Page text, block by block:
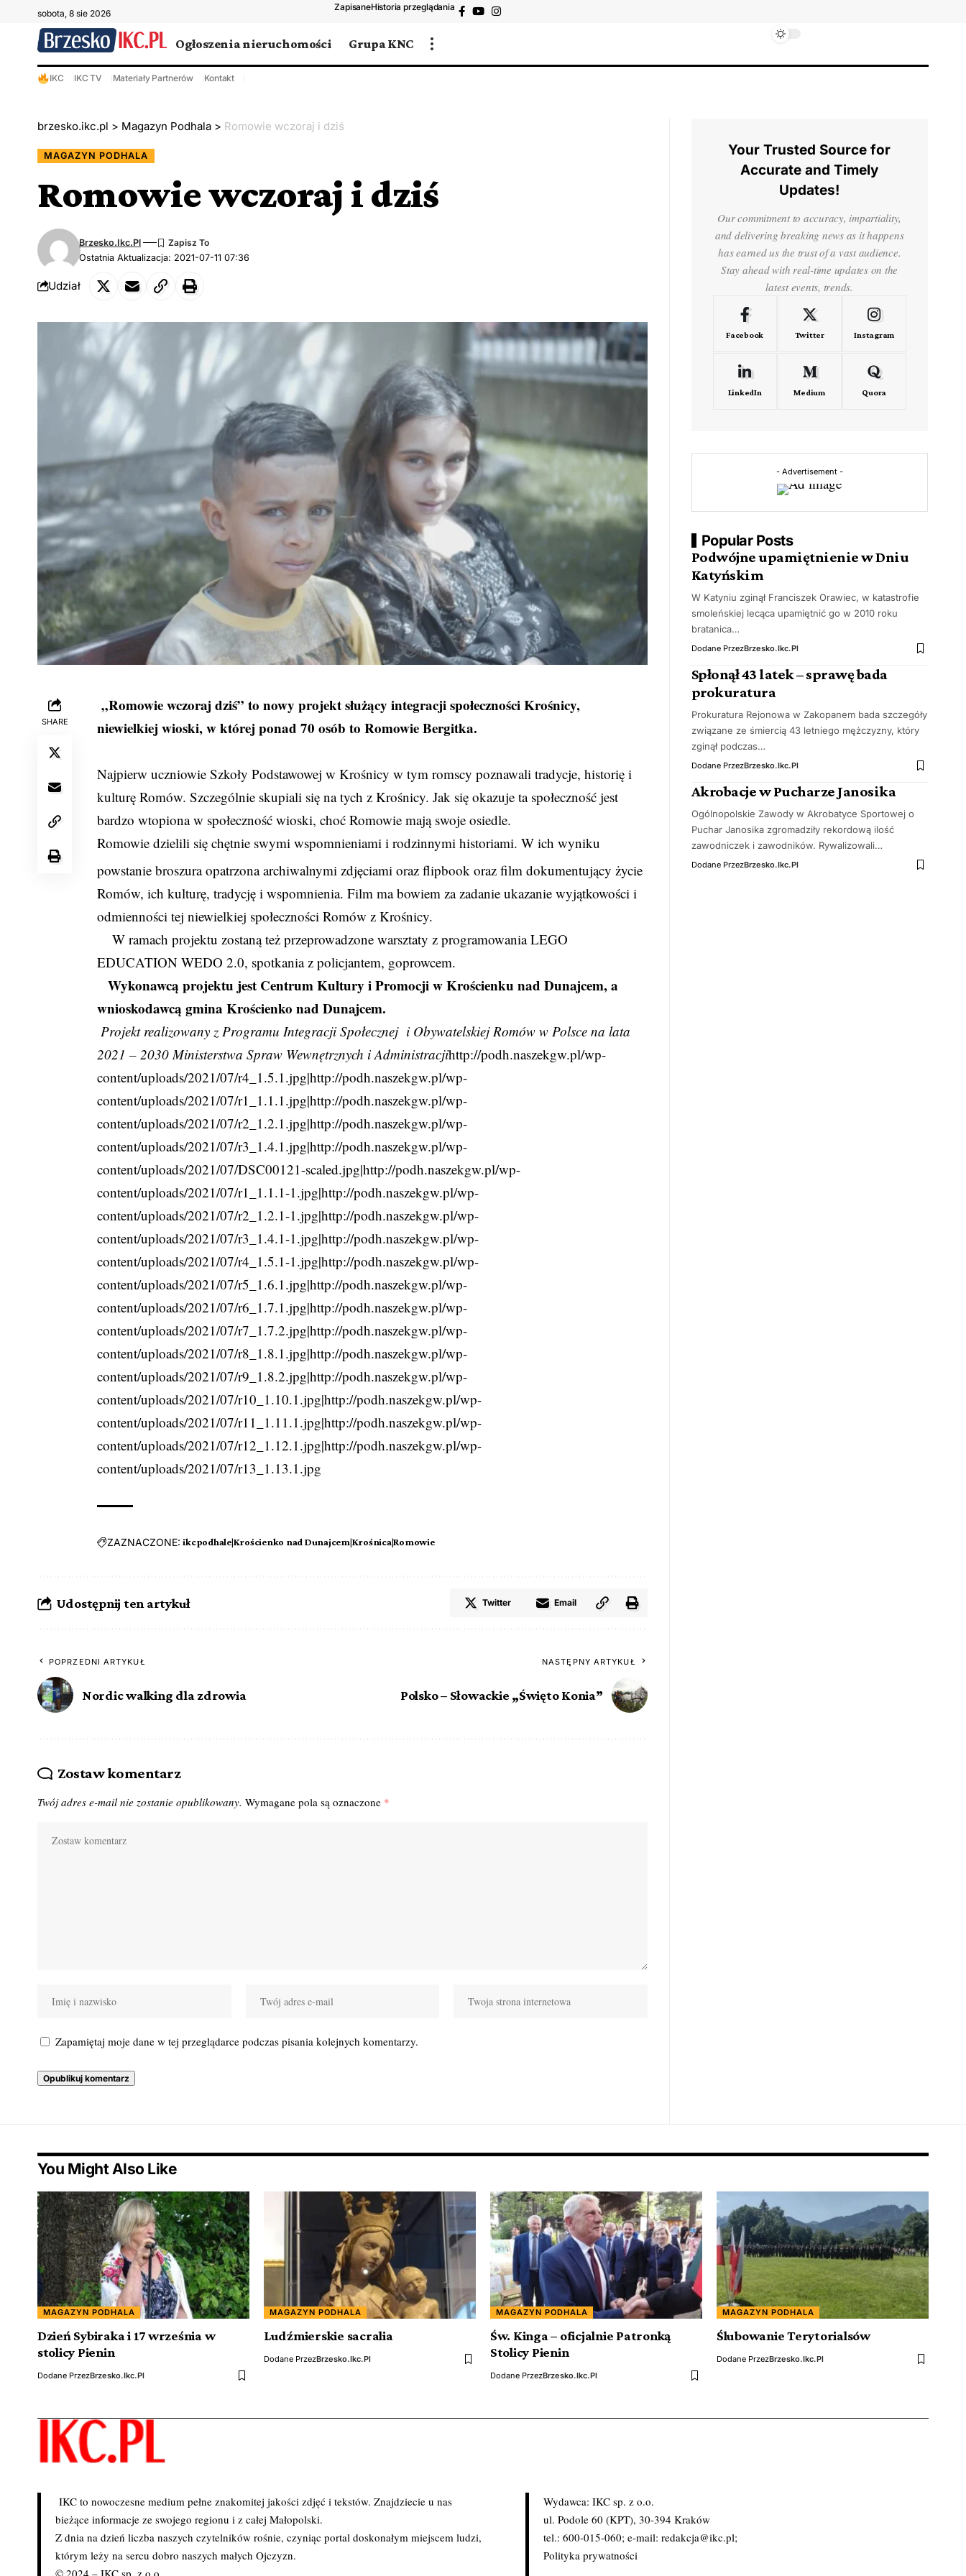
sobota, 8 sie 2026
ZapisaneHistoria przeglądania
Ogłoszenia nieruchomości Grupa KNC
IKC IKC TV Materiały Partnerów Kontakt
brzesko.ikc.pl > Magazyn Podhala > Romowie wczoraj i dziś
MAGAZYN PODHALA
Romowie wczoraj i dziś
Ostatnia Aktualizacja: 2021-07-11 07:36
Brzesko.ikc.pl
Udział
SHARE
„Romowie wczoraj dziś” to nowy projekt służący integracji społeczności Krośnicy,
niewielkiej wioski, w której ponad 70 osób to Romowie Bergitka.
Najpierw uczniowie Szkoły Podstawowej w Krośnicy w tym romscy poznawali tradycje, historię i
kulturę Romów. Szczególnie skupiali się na tych z Krośnicy. Jak się okazuje ta społeczność jest
bardzo wtopiona w społeczność wioski, choć Romowie mają swoje osiedle.
Romowie dzielili się chętnie swymi wspomnieniami i rodzinnymi historiami. W ich wyniku
powstanie broszura opatrzona archiwalnymi zdjęciami oraz flipbook oraz film dokumentujący życie
Romów, ich kulturę, tradycję i wspomnienia. Film ma bowiem za zadanie ukazanie wyjątkowości i
odmienności tej niewielkiej społeczności Romów z Krośnicy.
W ramach projektu zostaną też przeprowadzone warsztaty z programowania LEGO
EDUCATION WEDO 2.0, spotkania z policjantem, goprowcem.
Wykonawcą projektu jest Centrum Kultury i Promocji w Krościenku nad Dunajcem, a
wnioskodawcą gmina Krościenko nad Dunajcem.
Projekt realizowany z Programu Integracji Społecznej i Obywatelskiej Romów w Polsce na lata
2021 – 2030 Ministerstwa Spraw Wewnętrznych i Administracjihttp://podh.naszekgw.pl/wp-
content/uploads/2021/07/r4_1.5.1.jpg|http://podh.naszekgw.pl/wp-
content/uploads/2021/07/r1_1.1.1.jpg|http://podh.naszekgw.pl/wp-
content/uploads/2021/07/r2_1.2.1.jpg|http://podh.naszekgw.pl/wp-
content/uploads/2021/07/r3_1.4.1.jpg|http://podh.naszekgw.pl/wp-
content/uploads/2021/07/DSC00121-scaled.jpg|http://podh.naszekgw.pl/wp-
content/uploads/2021/07/r1_1.1.1-1.jpg|http://podh.naszekgw.pl/wp-
content/uploads/2021/07/r2_1.2.1-1.jpg|http://podh.naszekgw.pl/wp-
content/uploads/2021/07/r3_1.4.1-1.jpg|http://podh.naszekgw.pl/wp-
content/uploads/2021/07/r4_1.5.1-1.jpg|http://podh.naszekgw.pl/wp-
content/uploads/2021/07/r5_1.6.1.jpg|http://podh.naszekgw.pl/wp-
content/uploads/2021/07/r6_1.7.1.jpg|http://podh.naszekgw.pl/wp-
content/uploads/2021/07/r7_1.7.2.jpg|http://podh.naszekgw.pl/wp-
content/uploads/2021/07/r8_1.8.1.jpg|http://podh.naszekgw.pl/wp-
content/uploads/2021/07/r9_1.8.2.jpg|http://podh.naszekgw.pl/wp-
content/uploads/2021/07/r10_1.10.1.jpg|http://podh.naszekgw.pl/wp-
content/uploads/2021/07/r11_1.11.1.jpg|http://podh.naszekgw.pl/wp-
content/uploads/2021/07/r12_1.12.1.jpg|http://podh.naszekgw.pl/wp-
content/uploads/2021/07/r13_1.13.1.jpg
ZAZNACZONE: ikcpodhale|Krościenko nad Dunajcem|Krośnica|Romowie
Udostępnij ten artykuł Twitter Email
POPRZEDNI ARTYKUŁ
Nordic walking dla zdrowia
NASTĘPNY ARTYKUŁ
Polsko – Słowackie „Święto Konia”
Zostaw komentarz
Twój adres e-mail nie zostanie opublikowany. Wymagane pola są oznaczone *
Zapamiętaj moje dane w tej przeglądarce podczas pisania kolejnych komentarzy.
Your Trusted Source for
Accurate and Timely
Updates!
Our commitment to accuracy, impartiality,
and delivering breaking news as it happens
has earned us the trust of a vast audience.
Stay ahead with real-time updates on the
latest events, trends.
Facebook Twitter Instagram
LinkedIn Medium Quora
- Advertisement -
Popular Posts
Podwójne upamiętnienie w Dniu
Katyńskim
W Katyniu zginął Franciszek Orawiec, w katastrofie
smoleńskiej lecąca upamiętnić go w 2010 roku
bratanica…
Dodane PrzezBrzesko.ikc.pl
Spłonął 43 latek – sprawę bada
prokuratura
Prokuratura Rejonowa w Zakopanem bada szczegóły
związane ze śmiercią 43 letniego mężczyzny, który
zginął podczas…
Dodane PrzezBrzesko.ikc.pl
Akrobacje w Pucharze Janosika
Ogólnopolskie Zawody w Akrobatyce Sportowej o
Puchar Janosika zgromadziły rekordową ilość
zawodniczek i zawodników. Rywalizowali…
Dodane PrzezBrzesko.ikc.pl
You Might Also Like
MAGAZYN PODHALA
Dzień Sybiraka i 17 września w
stolicy Pienin
Dodane PrzezBrzesko.ikc.pl
MAGAZYN PODHALA
Ludźmierskie sacralia
Dodane PrzezBrzesko.ikc.pl
MAGAZYN PODHALA
Św. Kinga – oficjalnie Patronką
Stolicy Pienin
Dodane PrzezBrzesko.ikc.pl
MAGAZYN PODHALA
Ślubowanie Terytorialsów
Dodane PrzezBrzesko.ikc.pl
IKC to nowoczesne medium pełne znakomitej jakości zdjęć i tekstów. Znajdziecie u nas
bieżące informacje ze swojego regionu i z całej Małopolski.
Z dnia na dzień liczba naszych czytelników rośnie, czyniąc portal doskonałym miejscem ludzi,
którym leży na sercu dobro naszych małych Ojczyzn.
Wydawca: IKC sp. z o.o.
ul. Podole 60 (KPT), 30-394 Kraków
tel.: 600-015-060; e-mail:redakcja@ikc.pl;
Polityka prywatności